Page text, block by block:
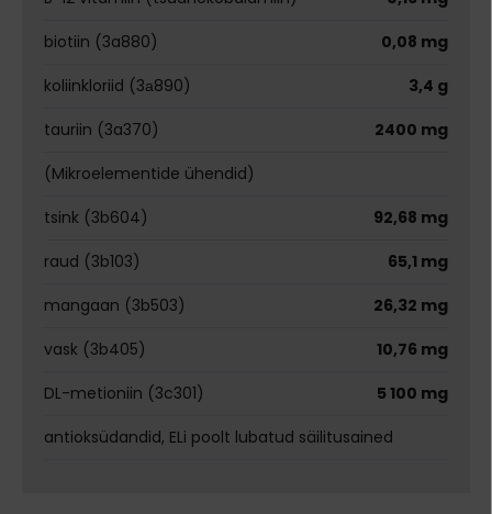
biotiin (3a880)
0,08 mg
koliinkloriid (3а890)
3,4 g
tauriin (3a370)
2400 mg
(Mikroelementide ühendid)
tsink (3b604)
92,68 mg
raud (3b103)
65,1 mg
mangaan (3b503)
26,32 mg
vask (3b405)
10,76 mg
DL-metioniin (3c301)
5 100 mg
antioksüdandid, ELi poolt lubatud säilitusained